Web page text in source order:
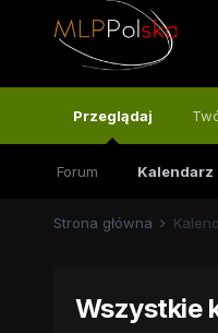
Przeglądaj
Forum Kalendarz
Strona główna
Wszystkie